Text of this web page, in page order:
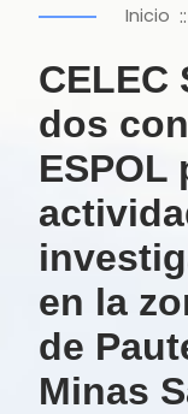
Inicio ::
CELEC
dos
ESPOL
en la
de
Minas